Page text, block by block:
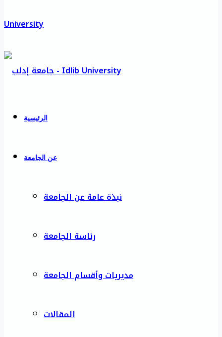
الرئيسية
عن الجامعة
نبذة عامة عن الجامعة
رئاسة الجامعة
مديريات وأقسام الجامعة
المقالات